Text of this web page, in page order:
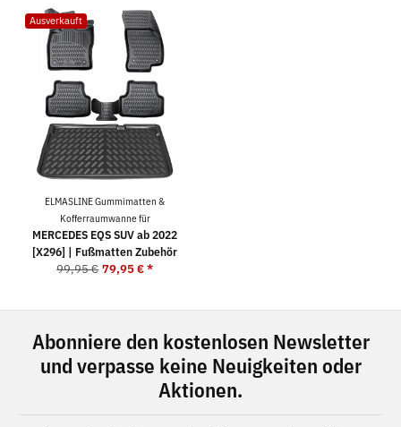
Ausverkauft
ELMASLINE Gummimatten &
Kofferraumwanne für
MERCEDES EQS SUV ab 2022
[X296] | Fußmatten Zubehör
99,95 € 79,95 €*
Abonniere den kostenlosen Newsletter
und verpasse keine Neuigkeiten oder
Aktionen.